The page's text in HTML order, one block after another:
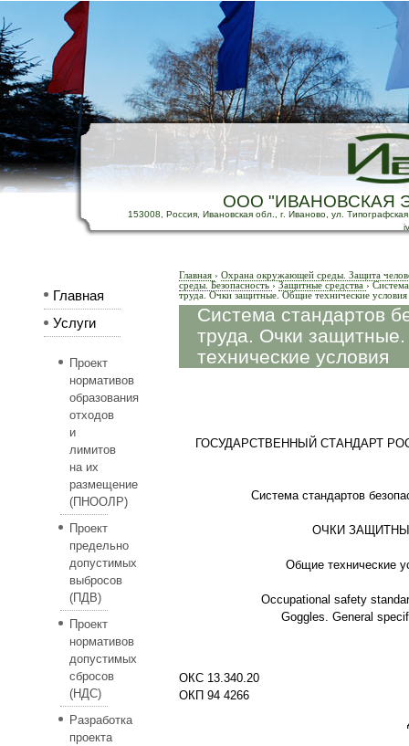
ООО "ИВАНОВСКАЯ
153008, Россия, Ивановская обл., г. Иваново, ул.
Главная
Услуги
Проект
нормативов
образования
отходов
и
лимитов
на их
размещение
(ПНООЛР)
Проект
предельно
допустимых
выбросов
(ПДВ)
Проект
нормативов
допустимых
сбросов
(НДС)
Разработка
проекта
Главная › Охрана окружающей среды. Защита
среды. Безопасность › Защитные средства ›
труда. Очки защитные. Общие технические условия
Система стандартов
труда. Очки
технические условия
ГОСУДАРСТВЕННЫЙ СТАНДАРТ
Система стандартов
ОЧКИ
Общие технические
Occupational safety
Goggles. General
ОКС 13.340.20
ОКП 94 4266